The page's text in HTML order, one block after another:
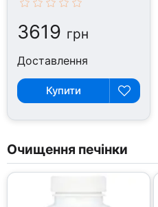
3619 грн
Доставлення
Купити
Очищення печінки